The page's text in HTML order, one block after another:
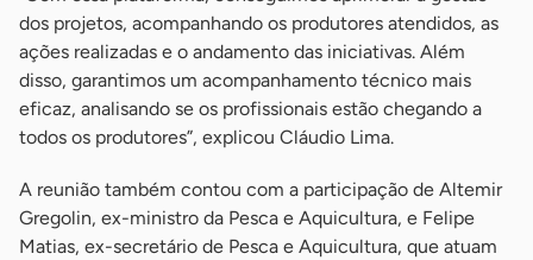
dos projetos, acompanhando os produtores atendidos, as
ações realizadas e o andamento das iniciativas. Além
disso, garantimos um acompanhamento técnico mais
eficaz, analisando se os profissionais estão chegando a
todos os produtores”, explicou Cláudio Lima.
A reunião também contou com a participação de Altemir
Gregolin, ex-ministro da Pesca e Aquicultura, e Felipe
Matias, ex-secretário de Pesca e Aquicultura, que atuam